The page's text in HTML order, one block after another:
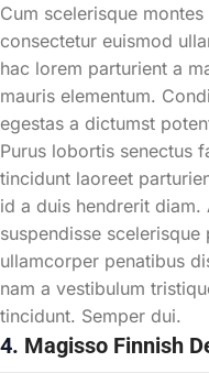
Cum scelerisque
consectetur euismod
hac lorem parturient a
mauris elementum.
egestas a dictumst
Purus lobortis senectus
tincidunt laoreet
id a duis hendrerit diam.
suspendisse
ullamcorper penatibus
nam a vestibulum
tincidunt. Semper dui.
4. Magisso Finnish